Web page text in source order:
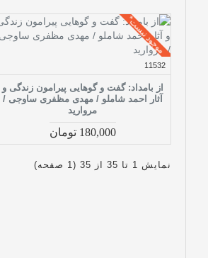
موجود نیست*
11532
از بامداد: گفت و گوهایی پیرامون زندگی و
آثار احمد شاملو / مهدی مظفری ساوجی /
مروارید
180,000 تومان
نمایش 1 تا 35 از 35 (1 صفحه)